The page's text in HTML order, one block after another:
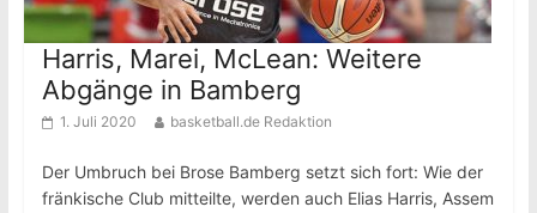
Harris, Marei, McLean: Weitere
Abgänge in Bamberg
1. Juli 2020 basketball.de Redaktion
Der Umbruch bei Brose Bamberg setzt sich fort: Wie der
fränkische Club mitteilte, werden auch Elias Harris, Assem